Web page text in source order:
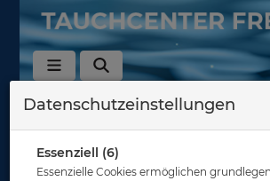
Zurück
Datenschutzeinstellungen
Essenziell (6)
Essenzielle Cookies ermöglichen